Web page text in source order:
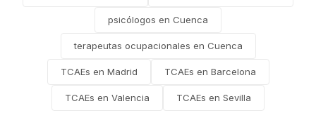
psicólogos en Cuenca
terapeutas ocupacionales en Cuenca
TCAEs en Madrid TCAEs en Barcelona
TCAEs en Valencia TCAEs en Sevilla